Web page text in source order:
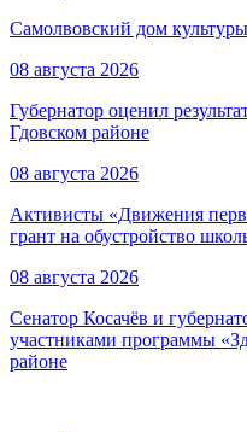
Самолвовский дом
08 августа 2026
Губернатор оценил
Гдовском районе
08 августа 2026
Активисты «Движения
грант на обустройство
08 августа 2026
Сенатор Косачёв и
участниками программы
районе